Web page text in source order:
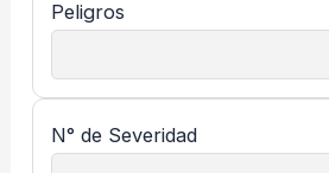
Peligros
N° de Severidad